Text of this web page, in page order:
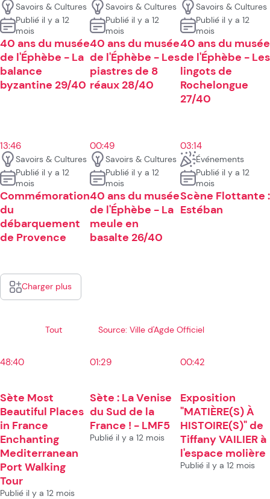
Savoirs & Cultures
Publié il y a 12
mois
40 ans du musée
de l'Éphèbe - La
balance
byzantine 29/40
Savoirs & Cultures
Publié il y a 12
mois
40 ans du musée
de l'Éphèbe - Les
piastres de 8
réaux 28/40
Savoirs & Cultures
Publié il y a 12
mois
40 ans du musée
de l'Éphèbe - Les
lingots de
Rochelongue
27/40
13:46
Savoirs & Cultures
Publié il y a 12
mois
Commémoration
du
débarquement
de Provence
00:49
Savoirs & Cultures
Publié il y a 12
mois
40 ans du musée
de l'Éphèbe - La
meule en
basalte 26/40
03:14
Événements
Publié il y a 12
mois
Scène Flottante :
Estéban
Charger plus
Tout Source: Ville d'Agde Officiel
48:40
Sète Most
Beautiful Places
in France
Enchanting
Mediterranean
Port Walking
Tour
Publié il y a 12 mois
01:29
Sète : La Venise
du Sud de la
France ! - LMF5
Publié il y a 12 mois
00:42
Exposition
"MATIÈRE(S) À
HISTOIRE(S)" de
Tiffany VAILIER à
l'espace molière
Publié il y a 12 mois